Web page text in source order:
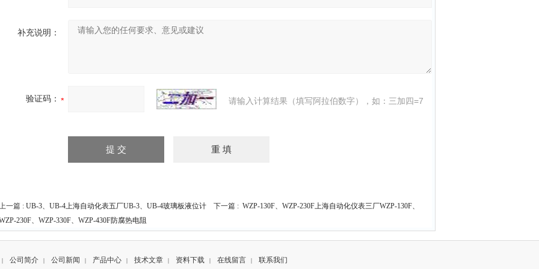
补充说明：
验证码： 请输入计算结果（填写阿拉伯数字），如：三加四=7
一篇 : UB-3、UB-4上海自动化表五厂UB-3、UB-4玻璃板液位计 下一篇 : WZP-130F、WZP-230F上海自动化仪表三厂WZP-130F、
230F、WZP-330F、WZP-430F防腐热电阻
| 公司简介 | 公司新闻 | 产品中心 | 技术文章 | 资料下载 | 在线留言 | 联系我们